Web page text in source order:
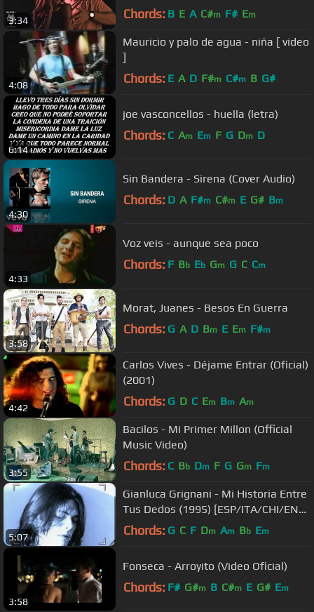
3:34 Chords: B E A C#m F# Em
4:08
Mauricio y palo de agua - niña [ video
]
Chords: E A D F#m C#m B G#
6:14
joe vasconcellos - huella (letra)
Chords: C Am Em F G Dm D
4:30
Sin Bandera - Sirena (Cover Audio)
Chords: D A F#m C#m E G# Bm
4:33
Voz veis - aunque sea poco
Chords: F Bb Eb Gm G C Cm
3:58
Morat, Juanes - Besos En Guerra
Chords: G A D Bm E Em F#m
4:42
Carlos Vives - Déjame Entrar (Oficial)
(2001)
Chords: G D C Em Bm Am
3:55
Bacilos - Mi Primer Millon (Official
Music Video)
Chords: C Bb Dm F G Gm Fm
5:07
Gianluca Grignani - Mi Historia Entre
Tus Dedos (1995) [ESP/ITA/CHI/ENG
- CC]
Chords: G C F Dm Am Bb Em
3:58
Fonseca - Arroyito (Video Oficial)
Chords: F# G#m B C#m E G# Em